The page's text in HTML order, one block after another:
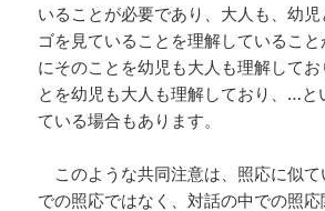
いることが必要であり、大人も、幼
ゴを見ていることを理解しているこ
にそのことを幼児も大人も理解して
とを幼児も大人も理解しており、…と
ている場合もあります。
このような共同注意は、照応に似て
での照応ではなく、対話の中での照応